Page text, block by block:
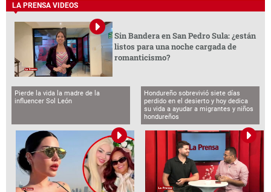
LA PRENSA VIDEOS
Sin Bandera en San Pedro Sula: ¿están
listos para una noche cargada de
romanticismo?
Pierde la vida la madre de la
influencer Sol León
Hondureño sobrevivió siete días
perdido en el desierto y hoy dedica
su vida a ayudar a migrantes y niños
hondureños